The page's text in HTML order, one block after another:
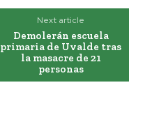
Next article
Demolerán escuela
primaria de Uvalde tras
la masacre de 21
personas